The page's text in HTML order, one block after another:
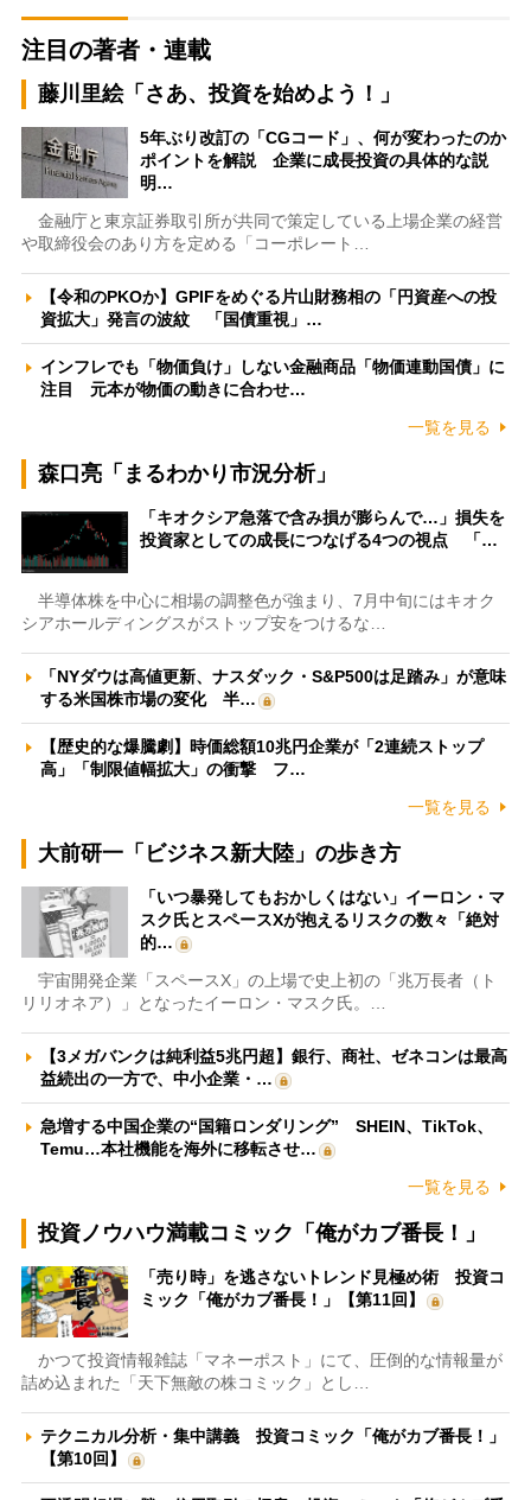
注目の著者・連載
藤川里絵「さあ、投資を始めよう！」
5年ぶり改訂の「CGコード」、何が変わったのか
ポイントを解説 企業に成長投資の具体的な説
明…
金融庁と東京証券取引所が共同で策定している上場企業の経営
や取締役会のあり方を定める「コーポレート…
【令和のPKOか】GPIFをめぐる片山財務相の「円資産への投
資拡大」発言の波紋 「国債重視」…
インフレでも「物価負け」しない金融商品「物価連動国債」に
注目 元本が物価の動きに合わせ…
一覧を見る
森口亮「まるわかり市況分析」
「キオクシア急落で含み損が膨らんで…」損失を
投資家としての成長につなげる4つの視点 「…
半導体株を中心に相場の調整色が強まり、7月中旬にはキオク
シアホールディングスがストップ安をつけるな…
「NYダウは高値更新、ナスダック・S&P500は足踏み」が意味
する米国株市場の変化 半…
【歴史的な爆騰劇】時価総額10兆円企業が「2連続ストップ
高」「制限値幅拡大」の衝撃 フ…
一覧を見る
大前研一「ビジネス新大陸」の歩き方
「いつ暴発してもおかしくはない」イーロン・マ
スク氏とスペースXが抱えるリスクの数々「絶対
的…
宇宙開発企業「スペースX」の上場で史上初の「兆万長者（ト
リリオネア）」となったイーロン・マスク氏。…
【3メガバンクは純利益5兆円超】銀行、商社、ゼネコンは最高
益続出の一方で、中小企業・…
急増する中国企業の“国籍ロンダリング” SHEIN、TikTok、
Temu…本社機能を海外に移転させ…
一覧を見る
投資ノウハウ満載コミック「俺がカブ番長！」
「売り時」を逃さないトレンド見極め術 投資コ
ミック「俺がカブ番長！」【第11回】
かつて投資情報雑誌「マネーポスト」にて、圧倒的な情報量が
詰め込まれた「天下無敵の株コミック」とし…
テクニカル分析・集中講義 投資コミック「俺がカブ番長！」
【第10回】